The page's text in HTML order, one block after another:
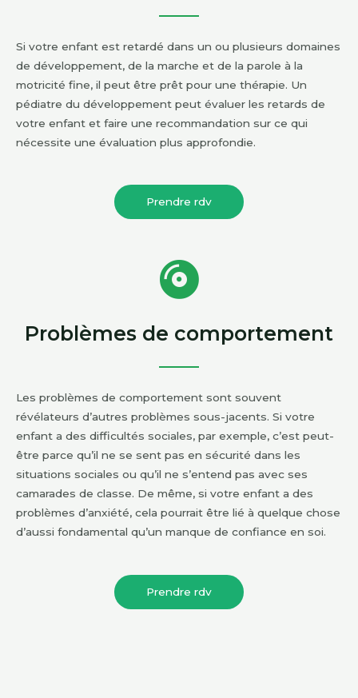
Si votre enfant est retardé dans un ou plusieurs domaines
de développement, de la marche et de la parole à la
motricité fine, il peut être prêt pour une thérapie. Un
pédiatre du développement peut évaluer les retards de
votre enfant et faire une recommandation sur ce qui
nécessite une évaluation plus approfondie.
Prendre rdv
Problèmes de comportement​
Les problèmes de comportement sont souvent
révélateurs d’autres problèmes sous-jacents. Si votre
enfant a des difficultés sociales, par exemple, c’est peut-
être parce qu’il ne se sent pas en sécurité dans les
situations sociales ou qu’il ne s’entend pas avec ses
camarades de classe. De même, si votre enfant a des
problèmes d’anxiété, cela pourrait être lié à quelque chose
d’aussi fondamental qu’un manque de confiance en soi.
Prendre rdv